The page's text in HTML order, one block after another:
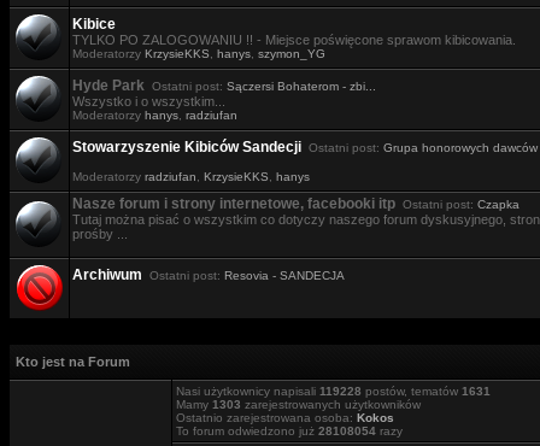
Kibice
TYLKO PO ZALOGOWANIU !! - Miejsce poświęcone sprawom kibicowania.
Moderatorzy KrzysieKKS hanys szymon_YG
Hyde Park Ostatni post: Sączersi Bohaterom - zbi...
Wszystko i o wszystkim...
Moderatorzy hanys radziufan
Stowarzyszenie Kibiców Sandecji Ostatni post: Grupa honorowych dawców
Moderatorzy radziufan KrzysieKKS hanys
Nasze forum i strony internetowe, facebooki itp Ostatni post: Czapka
Tutaj można pisać o wszystkim co dotyczy naszego forum dyskusyjnego,
prośby ...
Archiwum Ostatni post: Resovia - SANDECJA
Kto jest na Forum
Nasi użytkownicy napisali 119228 postów, tematów 1631
Mamy 1303 zarejestrowanych użytkowników
Ostatnio zarejestrowana osoba: Kokos
To forum odwiedzono już 28108054 razy